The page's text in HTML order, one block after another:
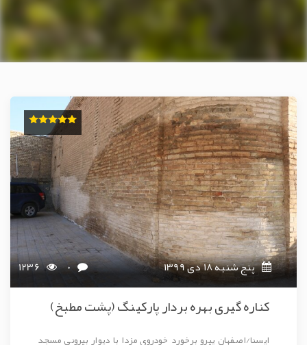
پنج شنبه 18 دی 1399 1236 0
کناره گیری بهره بردار پارکینگ (پشت مطبخ)
ایسنا/اصفهان پیرو برخورد خودروی مزدا با دیوار بیرونی مسجد